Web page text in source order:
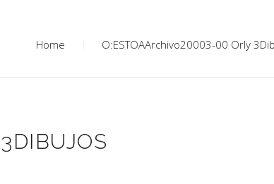
Home O:ESTOAArchivo20003-00 Orly